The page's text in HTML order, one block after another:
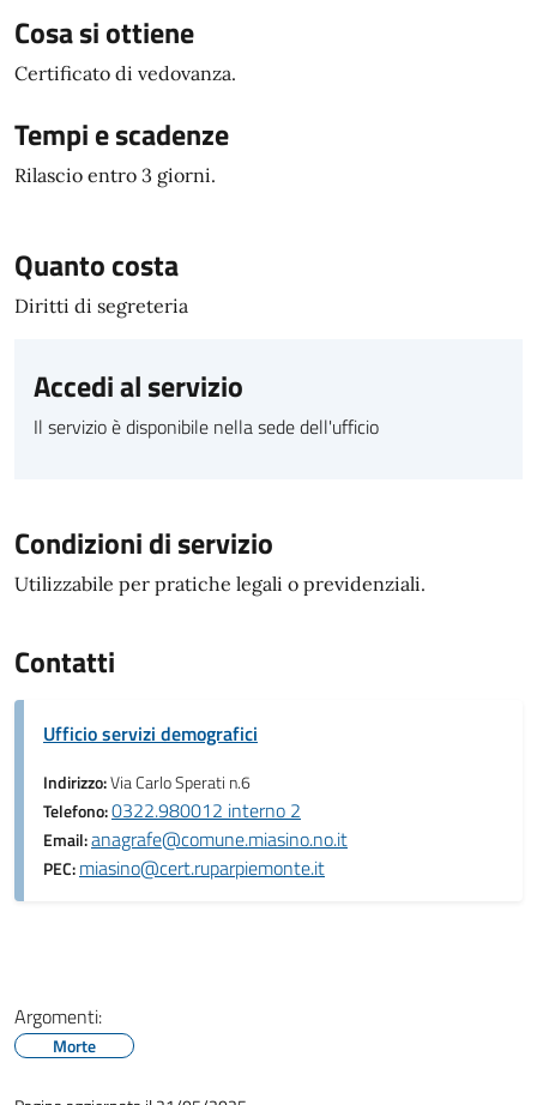
Cosa si ottiene
Certificato di vedovanza.
Tempi e scadenze
Rilascio entro 3 giorni.
Quanto costa
Diritti di segreteria
Accedi al servizio
Il servizio è disponibile nella sede dell'ufficio
Condizioni di servizio
Utilizzabile per pratiche legali o previdenziali.
Contatti
Ufficio servizi demografici
Indirizzo:Via Carlo Sperati n.6
Telefono:0322.980012 interno 2
Email:anagrafe@comune.miasino.no.it
PEC:miasino@cert.ruparpiemonte.it
Argomenti:
Morte